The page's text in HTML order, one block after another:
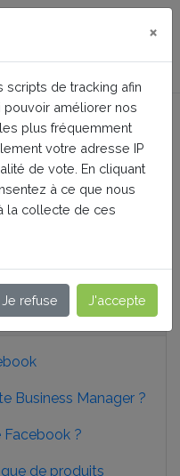
Ads +
+ Pixel PRO
tiers
Business Manager ?
Facebook ?
de produits
×
de tracking afin
pouvoir améliorer nos
plus fréquemment
votre adresse IP
de vote. En cliquant
à ce que nous
la collecte de ces
Je refuse J'accepte